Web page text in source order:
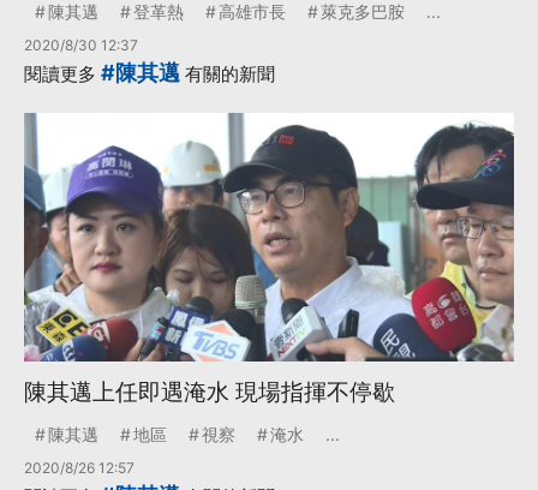
陳其邁 登革熱 高雄市長 萊克多巴胺 ...
2020/8/30 12:37
閱讀更多 #陳其邁 有關的新聞
陳其邁上任即遇淹水 現場指揮不停歇
陳其邁 地區 視察 淹水 ...
2020/8/26 12:57